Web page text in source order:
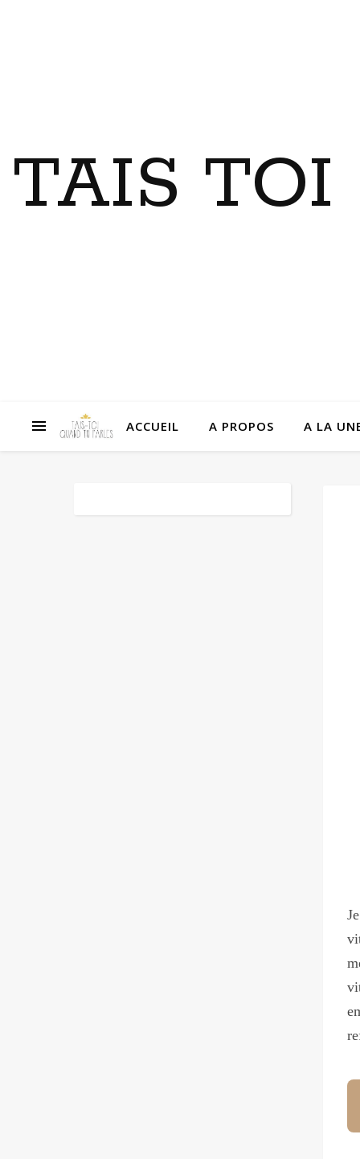
TAIS TOI
ACCUEIL A PROPOS A LA